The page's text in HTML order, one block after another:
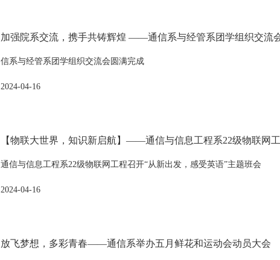
加强院系交流，携手共铸辉煌 ——通信系与经管系团学组织交流
信系与经管系团学组织交流会圆满完成
2024-04-16
【物联大世界，知识新启航】——通信与信息工程系22级物联网
通信与信息工程系22级物联网工程召开“从新出发，感受英语”主题班会
2024-04-16
放飞梦想，多彩青春——通信系举办五月鲜花和运动会动员大会